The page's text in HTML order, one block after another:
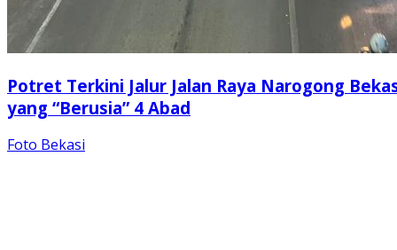
Potret Terkini Jalur Jalan Raya Narogong
yang “Berusia” 4 Abad
Foto Bekasi